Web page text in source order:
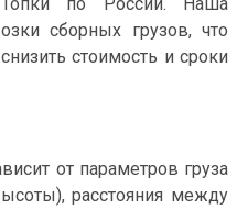
сборных грузов, что
стоимость и сроки
от параметров груза
расстояния между